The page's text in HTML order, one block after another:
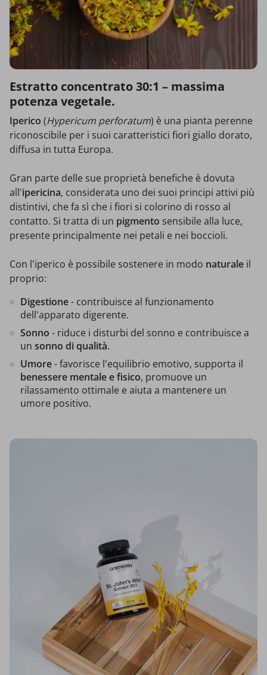
Estratto concentrato 30:1 – massima
potenza vegetale.
Iperico (Hypericum perforatum) è una pianta perenne
riconoscibile per i suoi caratteristici fiori giallo dorato,
diffusa in tutta Europa.
Gran parte delle sue proprietà benefiche è dovuta
all'ipericina, considerata uno dei suoi principi attivi più
distintivi, che fa sì che i fiori si colorino di rosso al
contatto. Si tratta di un pigmento sensibile alla luce,
presente principalmente nei petali e nei boccioli.
Con l'iperico è possibile sostenere in modo naturale il
proprio:
Digestione- contribuisce al funzionamento
dell'apparato digerente.
Sonno - riduce i disturbi del sonno e contribuisce a
un sonno di qualità.
Umore- favorisce l'equilibrio emotivo, supporta il
benessere mentale e fisico, promuove un
rilassamento ottimale e aiuta a mantenere un
umore positivo.